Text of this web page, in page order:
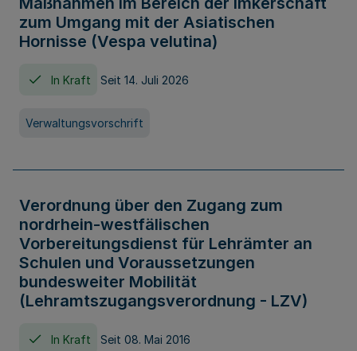
zum Umgang mit der Asiatischen
Hornisse (Vespa velutina)
In Kraft Seit 14. Juli 2026
Verwaltungsvorschrift
Verordnung über den Zugang zum
nordrhein-westfälischen
Vorbereitungsdienst für Lehrämter an
Schulen und Voraussetzungen
bundesweiter Mobilität
(Lehramtszugangsverordnung - LZV)
In Kraft Seit 08. Mai 2016